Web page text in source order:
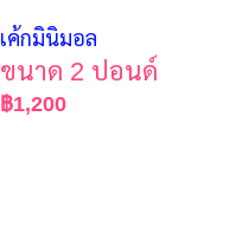
เค้กมินิมอล
ขนาด 2 ปอนด์
฿1,200